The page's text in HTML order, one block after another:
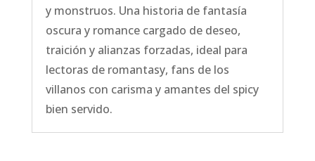
y monstruos. Una historia de fantasía
oscura y romance cargado de deseo,
traición y alianzas forzadas, ideal para
lectoras de romantasy, fans de los
villanos con carisma y amantes del spicy
bien servido.